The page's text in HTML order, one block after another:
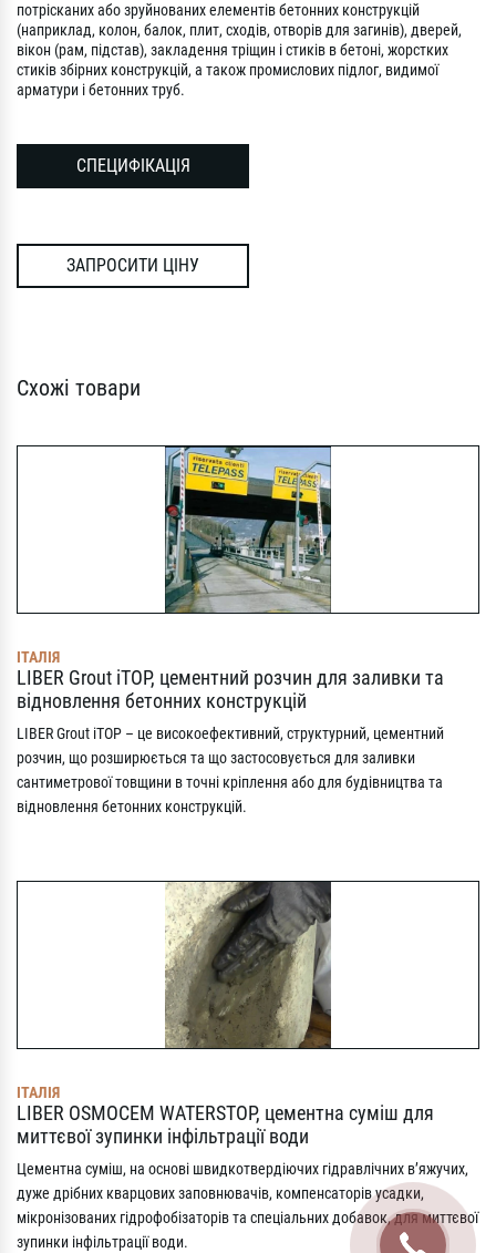
потрісканих або зруйнованих елементів бетонних конструкцій
(наприклад, колон, балок, плит, сходів, отворів для загинів), дверей,
вікон (рам, підстав), закладення тріщин і стиків в бетоні, жорстких
стиків збірних конструкцій, а також промислових підлог, видимої
арматури і бетонних труб.
СПЕЦИФІКАЦІЯ
ЗАПРОСИТИ ЦІНУ
Схожі товари
ІТАЛІЯ
LIBER Grout iTOP, цементний розчин для заливки та
відновлення бетонних конструкцій
LIBER Grout iTOP – це високоефективний, структурний, цементний
розчин, що розширюється та що застосовується для заливки
сантиметрової товщини в точні кріплення або для будівництва та
відновлення бетонних конструкцій.
ІТАЛІЯ
LIBER OSMOCEM WATERSTOP, цементна суміш для
миттєвої зупинки інфільтрації води
Цементна суміш, на основі швидкотвердіючих гідравлічних в’яжучих,
дуже дрібних кварцових заповнювачів, компенсаторів усадки,
мікронізованих гідрофобізаторів та спеціальних добавок, для миттєвої
зупинки інфільтрації води.